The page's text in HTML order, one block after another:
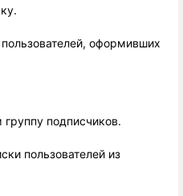
оформивших
подписчиков.
пользователей из